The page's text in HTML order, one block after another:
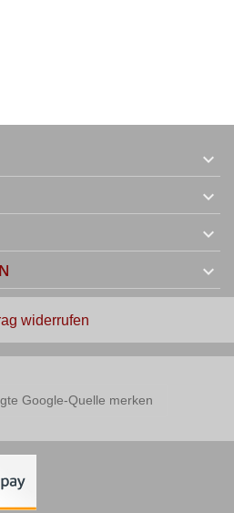




widerrufen
Google-Quelle merken